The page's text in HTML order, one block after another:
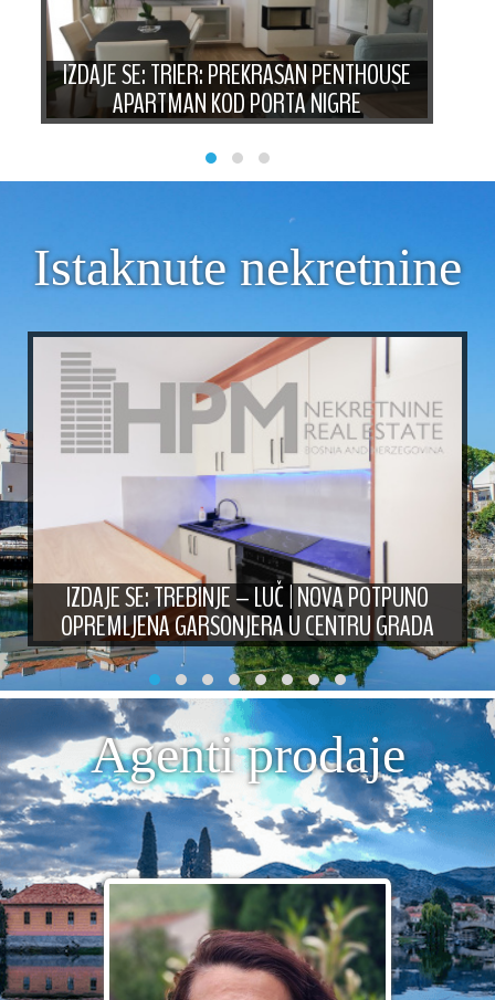
IZDAJE SE: TRIER: PREKRASAN PENTHOUSE
APARTMAN KOD PORTA NIGRE
Istaknute nekretnine
IZDAJE SE: TREBINJE – LUČ | NOVA POTPUNO
OPREMLJENA GARSONJERA U CENTRU GRADA
Agenti prodaje